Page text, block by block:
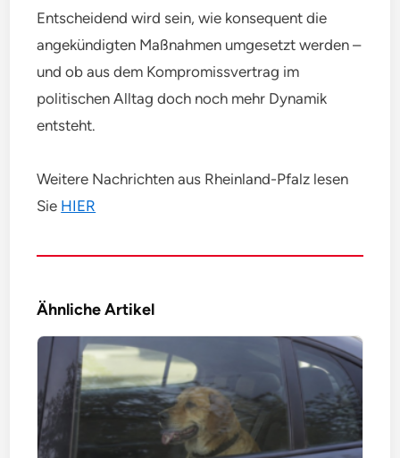
Entscheidend wird sein, wie konsequent die
angekündigten Maßnahmen umgesetzt werden –
und ob aus dem Kompromissvertrag im
politischen Alltag doch noch mehr Dynamik
entsteht.
Weitere Nachrichten aus Rheinland-Pfalz lesen
Sie HIER
Ähnliche Artikel